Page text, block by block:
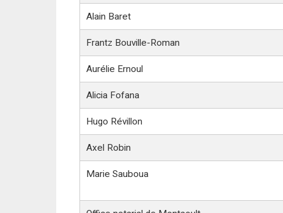
Alain Baret
Frantz Bouville-Roman
Aurélie Ernoul
Alicia Fofana
Hugo Révillon
Axel Robin
Marie Sauboua